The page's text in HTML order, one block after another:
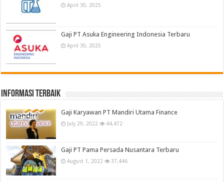
April 30, 2025
Gaji PT Asuka Engineering Indonesia Terbaru
April 30, 2025
informasi terbaik
Gaji Karyawan PT Mandiri Utama Finance
July 29, 2022 44,472
Gaji PT Pama Persada Nusantara Terbaru
August 1, 2022 37,446